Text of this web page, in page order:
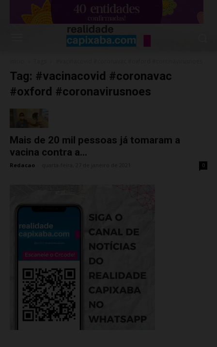
Tag: #vacinacovid #coronavac
#oxford #coronavirusnoes
Mais de 20 mil pessoas já tomaram a
vacina contra a...
Redacao 0